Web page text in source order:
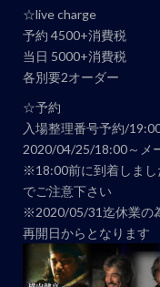
☆live charge
予約 4500+消費税
当日 5000+消費税
各別要2オーダー
☆予約
入場整理番号予約/
2020/04/25/18:00～メ
※18:00前に到着しまし
でご注意下さい
※2020/05/31迄休業の
再開日からとなります